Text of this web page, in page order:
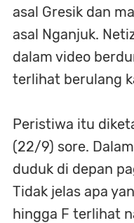
asal Gresik dan
asal Nganjuk.
dalam video
terlihat berulang
Peristiwa itu
(22/9) sore.
duduk di depan
Tidak jelas apa
hingga F terlihat